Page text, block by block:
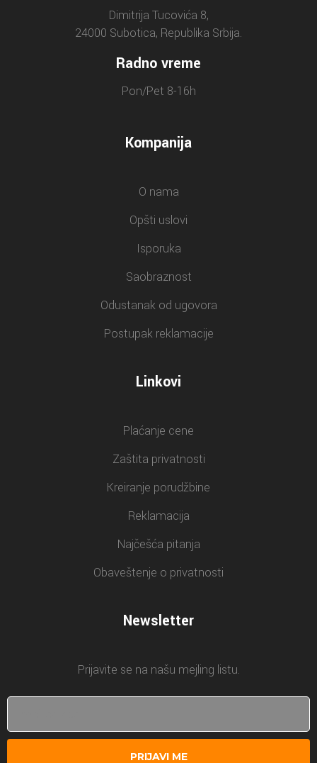
Dimitrija Tucovića 8,
24000 Subotica, Republika Srbija.
Radno vreme
Pon/Pet 8-16h
Kompanija
O nama
Opšti uslovi
Isporuka
Saobraznost
Odustanak od ugovora
Postupak reklamacije
Linkovi
Plaćanje cene
Zaštita privatnosti
Kreiranje porudžbine
Reklamacija
Najčešća pitanja
Obaveštenje o privatnosti
Newsletter
Prijavite se na našu mejling listu.
PRIJAVI ME